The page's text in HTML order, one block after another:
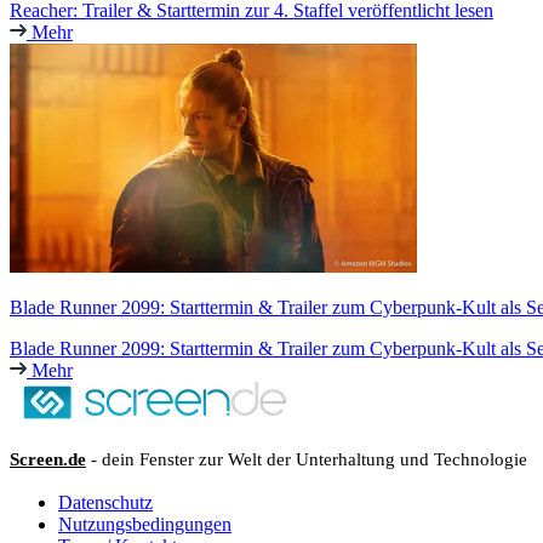
Reacher: Trailer & Starttermin zur 4. Staffel veröffentlicht lesen
Mehr
Blade Runner 2099: Starttermin & Trailer zum Cyberpunk-Kult als
Blade Runner 2099: Starttermin & Trailer zum Cyberpunk-Kult als
Mehr
Screen.de - dein Fenster zur Welt der Unterhaltung und Technologie
Datenschutz
Nutzungsbedingungen